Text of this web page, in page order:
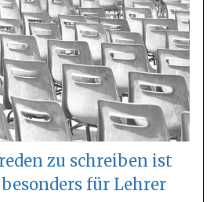
zu schreiben ist
für Lehrer